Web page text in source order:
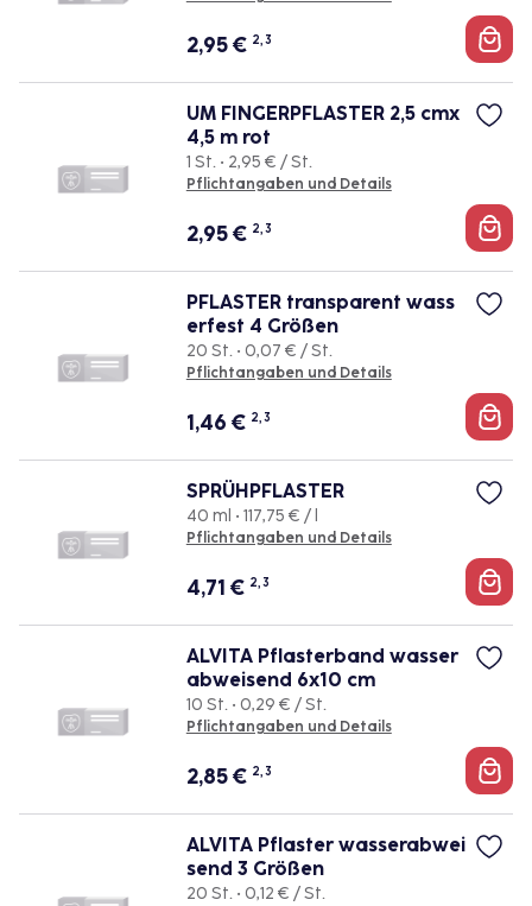
2,95€ 2, 3
UM FINGERPFLASTER 2,5 cmx
4,5 m rot
1 St. • 2,95 € / St.
Pflichtangaben und Details
2,95€ 2, 3
PFLASTER transparent wass
erfest 4 Größen
20 St. • 0,07 € / St.
Pflichtangaben und Details
1,46 € 2, 3
SPRÜHPFLASTER
40 ml • 117,75 € / l
Pflichtangaben und Details
4,71 € 2, 3
ALVITA Pflasterband wasser
abweisend 6x10 cm
10 St. • 0,29 € / St.
Pflichtangaben und Details
2,85€ 2, 3
ALVITA Pflaster wasserabwei
send 3 Größen
20 St. • 0,12 € / St.